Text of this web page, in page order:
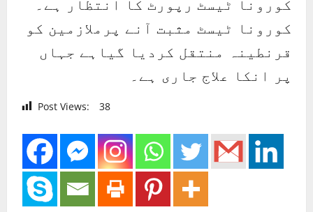
کورونا ٹیسٹ رپورٹ کا انتظار ہے۔
کورونا ٹیسٹ مثبت آنے پرملازمین کو
قرنطینہ منتقل کردیا گیاہے جہاں
پر انکا علاج جاری ہے۔
Post Views: 38